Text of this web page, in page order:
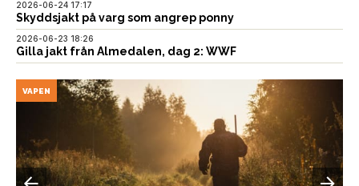
2026-06-24 17:17
Skyddsjakt på varg som angrep ponny
2026-06-23 18:26
Gilla jakt från Almedalen, dag 2: WWF
VAPEN